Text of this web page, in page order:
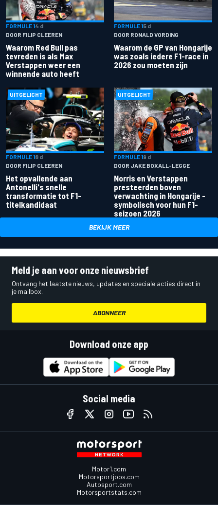
FORMULE 14 d
DOOR FILIP CLEEREN
Waarom Red Bull pas
tevreden is als Max
Verstappen weer een
winnende auto heeft
FORMULE 15 d
DOOR RONALD VORDING
Waarom de GP van Hongarije
was zoals iedere F1-race in
2026 zou moeten zijn
UITGELICHT
FORMULE 18 d
DOOR FILIP CLEEREN
Het opvallende aan
Antonelli's snelle
transformatie tot F1-
titelkandidaat
UITGELICHT
FORMULE 19 d
DOOR JAKE BOXALL-LEGGE
Norris en Verstappen
presteerden boven
verwachting in Hongarije -
symbolisch voor hun F1-
seizoen 2026
BEKIJK MEER
Meld je aan voor onze nieuwsbrief
Ontvang het laatste nieuws, updates en speciale acties direct in
je mailbox.
ABONNEER
Download onze app
Social media
Motor1.com
Motorsportjobs.com
Autosport.com
Motorsportstats.com